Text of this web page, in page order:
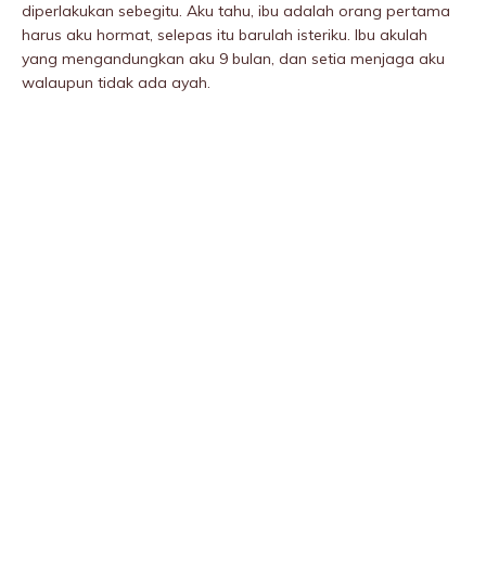
diperlakukan sebegitu. Aku tahu, ibu adalah orang pertama
harus aku hormat, selepas itu barulah isteriku. Ibu akulah
yang mengandungkan aku 9 bulan, dan setia menjaga aku
walaupun tidak ada ayah.